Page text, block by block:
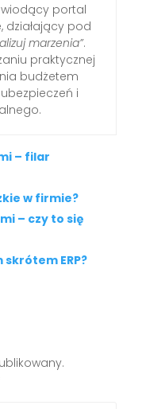
portal
działający pod
marzenia”.
praktycznej
budżetem
i
– filar
w firmie?
– czy to się
ERP?